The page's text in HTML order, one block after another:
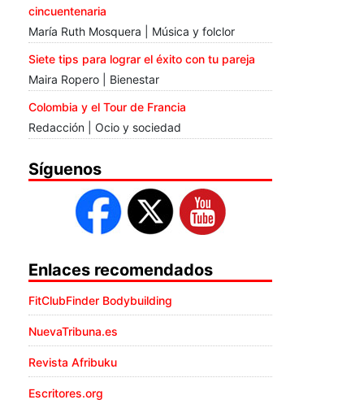
cincuentenaria
María Ruth Mosquera | Música y folclor
Siete tips para lograr el éxito con tu pareja
Maira Ropero | Bienestar
Colombia y el Tour de Francia
Redacción | Ocio y sociedad
Síguenos
Enlaces recomendados
FitClubFinder Bodybuilding
NuevaTribuna.es
Revista Afribuku
Escritores.org